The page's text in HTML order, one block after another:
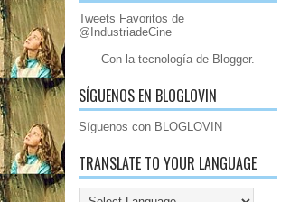
Tweets Favoritos de
@IndustriadeCine
Con la tecnología de Blogger.
SÍGUENOS EN BLOGLOVIN
Síguenos con BLOGLOVIN
TRANSLATE TO YOUR LANGUAGE